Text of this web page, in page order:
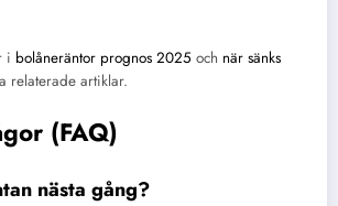
i bolåneräntor prognos 2025 och när sänks
relaterade artiklar.
(FAQ)
nästa gång?